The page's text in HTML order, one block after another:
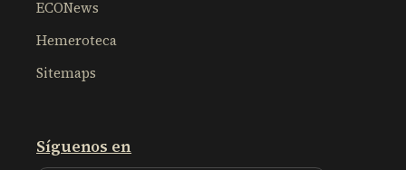
ECONews
Hemeroteca
Sitemaps
Síguenos en